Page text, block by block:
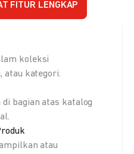
FITUR LENGKAP
koleksi
atau kategori.
bagian atas katalog
atau